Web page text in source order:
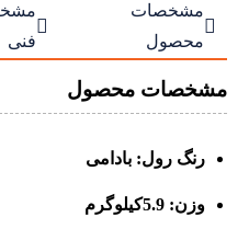

مشخصات
محصول

فنی
مشخصات محصول
رنگ رول: بادامی
وزن: 5.9کیلوگرم